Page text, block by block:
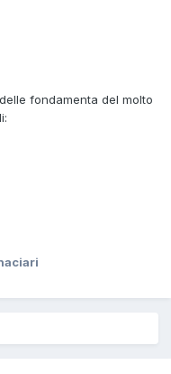
fondamenta del molto